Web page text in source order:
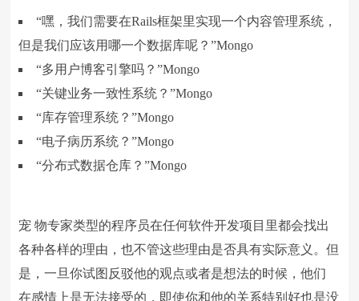
“嘿，我们需要在Rails框架里实现一个内容管理系统，
但是我们应该用哪一个数据库呢？”Mongo
“多用户博客引擎吗？”Mongo
“关键业务一致性系统？”Mongo
“库存管理系统？”Mongo
“电子病历系统？”Mongo
“分布式数据仓库？”Mongo
宠 物专家类型的程序员在任何软件开发项目里都会找出
各种各样的理由，也不管这些理由是否具有实际意义。但
是，一旦你试图反驳他的观点或者是想法的时候，他们
在感情上是无法接受的，即使你和他的关系特别好也是没